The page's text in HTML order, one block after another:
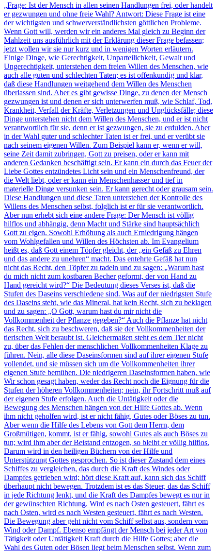
„Frage: Ist der Mensch in allen seinen Handlungen frei, oder handelt
er gezwungen und ohne freie Wahl? Antwort: Diese Frage ist eine
der wichtigsten und schwerverständlichsten göttlichen Probleme.
Wenn Gott will, werden wir ein anderes Mal gleich zu Beginn der
Mahlzeit uns ausführlich mit der Erklärung dieser Frage befassen;
jetzt wollen wir sie nur kurz und in wenigen Worten erläutern.
Einige Dinge, wie Gerechtigkeit, Unparteilichkeit, Gewalt und
Ungerechtigkeit, unterstehen dem freien Willen des Menschen, wie
auch alle guten und schlechten Taten; es ist offenkundig und klar,
daß diese Handlungen weitgehend dem Willen des Menschen
überlassen sind. Aber es gibt gewisse Dinge, zu denen der Mensch
gezwungen ist und denen er sich unterwerfen muß, wie Schlaf, Tod,
Krankheit, Verfall der Kräfte, Verletzungen und Unglücksfälle; diese
Dinge unterstehen nicht dem Willen des Menschen, und er ist nicht
verantwortlich für sie, denn er ist gezwungen, sie zu erdulden. Aber
in der Wahl guter und schlechter Taten ist er frei, und er verübt sie
nach seinem eigenen Willen. Zum Beispiel kann er, wenn er will,
seine Zeit damit zubringen, Gott zu preisen, oder er kann mit
anderen Gedanken beschäftigt sein. Er kann ein durch das Feuer der
Liebe Gottes entzündetes Licht sein und ein Menschenfreund, der
die Welt liebt, oder er kann ein Menschenhasser und tief in
materielle Dinge versunken sein. Er kann gerecht oder grausam sein.
Diese Handlungen und diese Taten unterstehen der Kontrolle des
Willens des Menschen selbst, folglich ist er für sie verantwortlich.
Aber nun erhebt sich eine andere Frage: Der Mensch ist völlig
hilflos und abhängig, denn Macht und Stärke sind hauptsächlich
Gott zu eigen. Sowohl Erhöhung als auch Erniedrigung hängen
vom Wohlgefallen und Willen des Höchsten ab. Im Evangelium
heißt es, daß Gott einem Töpfer gleicht, der „ein Gefäß zu Ehren
und das andere zu unehren“ macht. Das entehrte Gefäß hat nun
nicht das Recht, den Töpfer zu tadeln und zu sagen: „Warum hast
du mich nicht zum kostbaren Becher geformt, der von Hand zu
Hand gereicht wird?“ Die Bedeutung dieses Verses ist, daß die
Stufen des Daseins verschiedene sind. Was auf der niedrigsten Stufe
des Daseins steht, wie das Mineral, hat kein Recht, sich zu beklagen
und zu sagen: „O Gott, warum hast du mir nicht die
Vollkommenheit der Pflanze gegeben?“ Auch die Pflanze hat nicht
das Recht, sich zu beschweren, daß sie der Vollkommenheiten der
tierischen Welt beraubt ist. Gleichermaßen steht es dem Tier nicht
zu, über das Fehlen der menschlichen Vollkommenheiten Klage zu
führen. Nein, alle diese Daseinsformen sind auf ihrer eigenen Stufe
vollendet, und sie müssen sich um die Vollkommenheiten ihrer
eigenen Stufe bemühen. Die niedrigeren Daseinsformen haben, wie
Wir schon gesagt haben, weder das Recht noch die Eignung für die
Stufen der höheren Vollkommenheiten; nein, ihr Fortschritt muß auf
der eigenen Stufe erfolgen. Auch die Untätigkeit oder die
Bewegung des Menschen hängen von der Hilfe Gottes ab. Wenn
ihm nicht geholfen wird, ist er nicht fähig, Gutes oder Böses zu tun.
Aber wenn die Hilfe des Lebens von Gott dem Herrn, dem
Großmütigen, kommt, ist er fähig, sowohl Gutes als auch Böses zu
tun; wird ihm aber der Beistand entzogen, so bleibt er völlig hilflos.
Darum wird in den heiligen Büchern von der Hilfe und
Unterstützung Gottes gesprochen. So ist dieser Zustand dem eines
Schiffes zu vergleichen, das durch die Kraft des Windes oder
Dampfes getrieben wird; hört diese Kraft auf, kann sich das Schiff
überhaupt nicht bewegen. Trotzdem ist es das Steuer, das das Schiff
in jede Richtung lenkt, und die Kraft des Dampfes bewegt es nur in
der gewünschten Richtung. Wird es nach Osten gesteuert, fährt es
nach Osten, wird es nach Westen gesteuert, fährt es nach Westen.
Die Bewegung aber geht nicht vom Schiff selbst aus, sondern vom
Wind oder Dampf. Ebenso empfängt der Mensch bei jeder Art von
Tätigkeit oder Untätigkeit Kraft durch die Hilfe Gottes; aber die
Wahl des Guten oder Bösen liegt beim Menschen selbst. Wenn zum